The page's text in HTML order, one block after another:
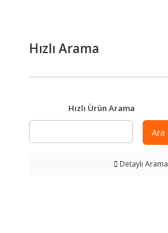
Hızlı Arama
Hızlı Ürün Arama
Ara
Detaylı Arama